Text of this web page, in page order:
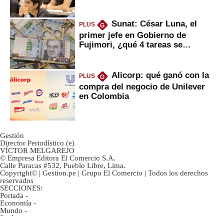
PLUS G
Sunat: César Luna, el
primer jefe en Gobierno de
Fujimori, ¿qué 4 tareas se
PLUS G
Alicorp: qué ganó con la
compra del negocio de Unilever
en Colombia
Gestión
Director Periodístico (e)
VÍCTOR MELGAREJO
© Empresa Editora El Comercio S.A.
Calle Paracas #532, Pueblo Libre, Lima.
Copyright© | Gestion.pe | Grupo El Comercio | Todos los derechos
reservados
SECCIONES:
Portada -
Economía -
Mundo -